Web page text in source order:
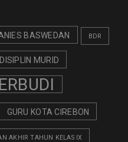
BASWEDAN BDR
DISIPLIN MURID
GURU KOTA CIREBON
AKHIR TAHUN KELAS IX